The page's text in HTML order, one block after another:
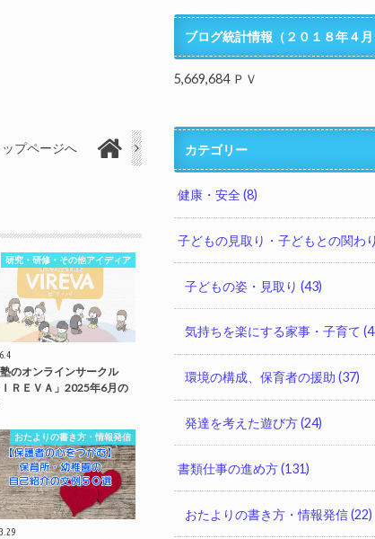
ップページへ
研究・研修・その他アイディア
のオンラインサークル
ＩＲＥＶＡ」2025年6月の
おたよりの書き方・情報発信
ブログ統計情報（２０１８年４月
5,669,684 ＰＶ
カテゴリー
健康・安全(8)
子どもの見取り・子どもとの関わ
子どもの姿・見取り (43)
気持ちを楽にする家事・子育て
環境の構成、保育者の援助 (37)
発達を考えた遊び方(24)
書類仕事の進め方(131)
おたよりの書き方・情報発信(22)